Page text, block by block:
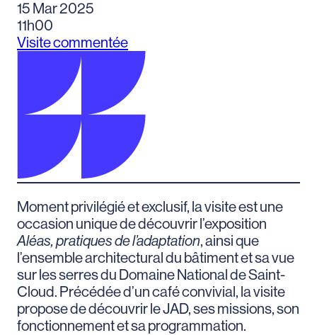
15 Mar 2025
11h00
Visite commentée
Moment privilégié et exclusif, la visite est une
occasion unique de découvrir l’exposition
Aléas, pratiques de l’adaptation, ainsi que
l’ensemble architectural du bâtiment et sa vue
sur les serres du Domaine National de Saint-
Cloud. Précédée d’un café convivial, la visite
propose de découvrir le JAD, ses missions, son
fonctionnement et sa programmation.